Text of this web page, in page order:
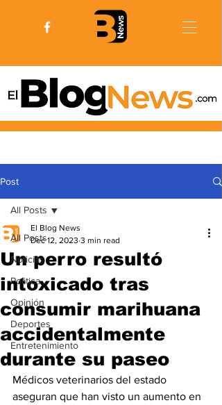
Post
All Posts
Noticias
Politica
Opinión
Deportes
Entretenimiento
All Posts
Un perro resultó
intoxicado tras
consumir marihuana
accidentalmente
durante su paseo
El Blog News
Dec 12, 2023 3 min read
Médicos veterinarios del estado
aseguran que han visto un aumento en